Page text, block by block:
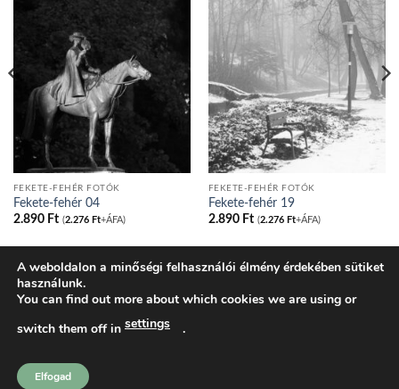
FEKETE-FEHÉR FOTÓK
Fekete-fehér 04
2.890 Ft (2.276 Ft+ÁFA)
FEKETE-FEHÉR FOTÓK
Fekete-fehér 19
2.890 Ft (2.276 Ft+ÁFA)
BLOG ADATVÉDELMI IRÁNYELVEK
ÁLTALÁNOS SZERZŐDÉSI FELTÉTELEK
KOSÁR
PÉNZTÁR
tatakonyv.hu 2026 ©
A weboldalon a minőségi felhasználói élmény érdekében sütiket
használunk.
You can find out more about which cookies we are using or
switch them off in settings .
Elfogad